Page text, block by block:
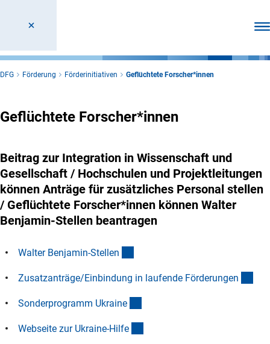
DFG Förderung Förderinitiativen Geflüchtete Forscher*innen
Geflüchtete Forscher*innen
Beitrag zur Integration in Wissenschaft und
Gesellschaft / Hochschulen und Projektleitungen
können Anträge für zusätzliches Personal stellen
/ Geflüchtete Forscher*innen können Walter
Benjamin-Stellen beantragen
Walter Benjamin-Stellen
Zusatzanträge/Einbindung in laufende Förderungen
Sonderprogramm Ukraine
Webseite zur Ukraine-Hilfe